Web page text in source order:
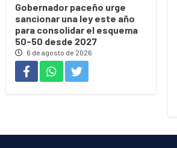
Gobernador paceño urge
sancionar una ley este año
para consolidar el esquema
50-50 desde 2027
6 de agosto de 2026